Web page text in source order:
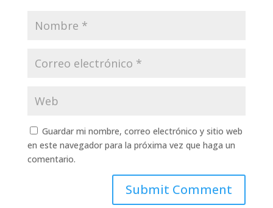
Guardar mi nombre, correo electrónico y sitio web
en este navegador para la próxima vez que haga un
comentario.